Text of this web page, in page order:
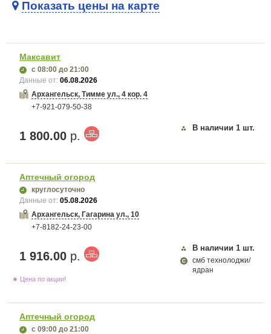
Карта загружается...
Показать цены на карте
Максавит
с 08:00 до 21:00
Данные от:06.08.2026
Архангельск, Тимме ул., 4 кор. 4
+7-921-079-50-38
1 800.00 р.
В наличии 1 шт.
Аптечный огород
круглосуточно
Данные от:05.08.2026
Архангельск, Гагарина ул., 10
+7-8182-24-23-00
1 916.00 р.
В наличии 1 шт.
смб технолоджи/
ядран
★ Цена по акции!
Аптечный огород
с 09:00 до 21:00